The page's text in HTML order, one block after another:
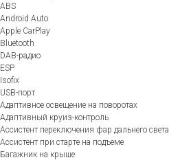
ABS
Android Auto
Apple CarPlay
Bluetooth
DAB-радио
ESP
Isofix
USB-порт
Адаптивное освещение на поворотах
Адаптивный круиз-контроль
Ассистент переключения фар дальнего света
Ассистент при старте на подъеме
Багажник на крыше